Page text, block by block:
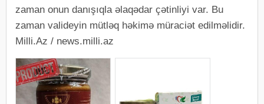
zaman onun danışıqla əlaqədar çətinliyi var. Bu
zaman valideyin mütləq həkimə müraciət edilməlidir.
Milli.Az / news.milli.az